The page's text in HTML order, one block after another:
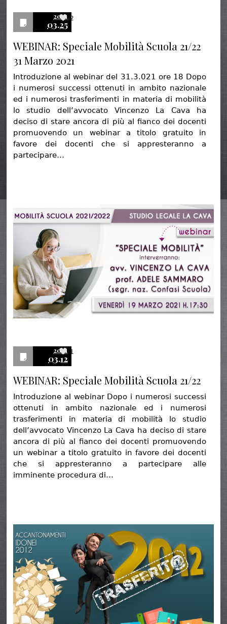
2021
03.25
2
WEBINAR: Speciale Mobilità Scuola 21/22
31 Marzo 2021
Introduzione al webinar del 31.3.021 ore 18 Dopo
i numerosi successi ottenuti in ambito nazionale
ed i numerosi trasferimenti in materia di mobilità
lo studio dell’avvocato Vincenzo La Cava ha
deciso di stare ancora di più al fianco dei docenti
promuovendo un webinar a titolo gratuito in
favore dei docenti che si appresteranno a
partecipare…
2021
03.12
1
WEBINAR: Speciale Mobilità Scuola 21/22
Introduzione al webinar Dopo i numerosi successi
ottenuti in ambito nazionale ed i numerosi
trasferimenti in materia di mobilità lo studio
dell’avvocato Vincenzo La Cava ha deciso di stare
ancora di più al fianco dei docenti promuovendo
un webinar a titolo gratuito in favore dei docenti
che si appresteranno a partecipare alle
imminente procedura di…